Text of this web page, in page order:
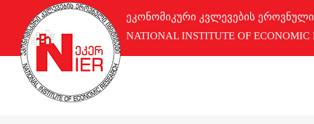
ეკონომიკური კვლევების
NATIONAL INSTITUTE OF ECONOMIC